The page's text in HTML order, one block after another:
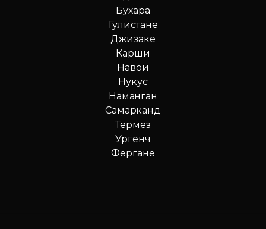
Бухара
Гулистане
Джизаке
Карши
Навои
Нукус
Наманган
Самарканд
Термез
Ургенч
Фергане